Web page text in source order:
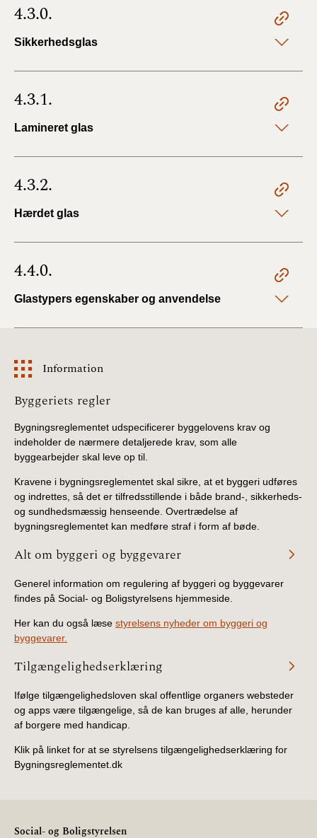
4.3.0.
Sikkerhedsglas
4.3.1.
Lamineret glas
4.3.2.
Hærdet glas
4.4.0.
Glastypers egenskaber og anvendelse
Information
Information
Byggeriets regler
Bygningsreglementet udspecificerer byggelovens krav og
indeholder de nærmere detaljerede krav, som alle
byggearbejder skal leve op til.
Kravene i bygningsreglementet skal sikre, at et byggeri udføres
og indrettes, så det er tilfredsstillende i både brand-, sikkerheds-
og sundhedsmæssig henseende. Overtrædelse af
bygningsreglementet kan medføre straf i form af bøde.
Alt om byggeri og byggevarer
Generel information om regulering af byggeri og byggevarer
findes på Social- og Boligstyrelsens hjemmeside.
Her kan du også læse styrelsens nyheder om byggeri og
byggevarer.
Tilgængelighedserklæring
Ifølge tilgængelighedsloven skal offentlige organers websteder
og apps være tilgængelige, så de kan bruges af alle, herunder
af borgere med handicap.
Klik på linket for at se styrelsens tilgængelighedserklæring for
Bygningsreglementet.dk
Social- og Boligstyrelsen